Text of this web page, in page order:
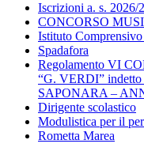
Iscrizioni a. s. 2026/
CONCORSO
Istituto Comprensivo
Spadafora
Regolamento VI
“G. VERDI”
SAPONARA –
Dirigente scolastico
Modulistica per il
Rometta Marea